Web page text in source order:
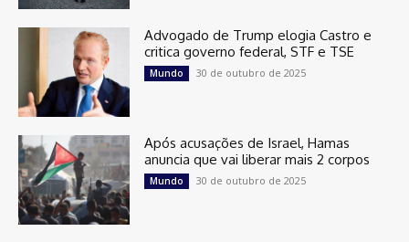
Advogado de Trump elogia Castro e
critica governo federal, STF e TSE
Mundo 30 de outubro de 2025
Após acusações de Israel, Hamas
anuncia que vai liberar mais 2 corpos
Mundo 30 de outubro de 2025